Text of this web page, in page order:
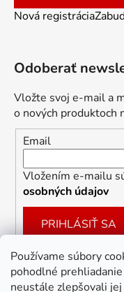
Používame súbory
pohodlné
neustále zlepšovali
Nová registrácia
Odoberať
Vložte svoj e-mail a
o nových produktoch
Email
Vložením e-mailu
osobných údajov
PRIHLÁSIŤ SA
Facebook